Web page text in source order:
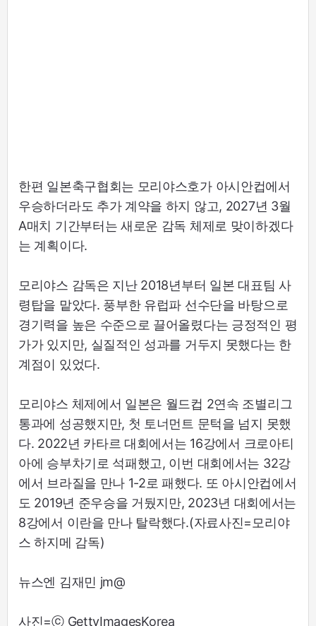
한편 일본축구협회는 모리야스호가 아시안컵에서
우승하더라도 추가 계약을 하지 않고, 2027년 3월
A매치 기간부터는 새로운 감독 체제로 맞이하겠다
는 계획이다.
모리야스 감독은 지난 2018년부터 일본 대표팀 사
령탑을 맡았다. 풍부한 유럽파 선수단을 바탕으로
경기력을 높은 수준으로 끌어올렸다는 긍정적인 평
가가 있지만, 실질적인 성과를 거두지 못했다는 한
계점이 있었다.
모리야스 체제에서 일본은 월드컵 2연속 조별리그
통과에 성공했지만, 첫 토너먼트 문턱을 넘지 못했
다. 2022년 카타르 대회에서는 16강에서 크로아티
아에 승부차기로 석패했고, 이번 대회에서는 32강
에서 브라질을 만나 1-2로 패했다. 또 아시안컵에서
도 2019년 준우승을 거뒀지만, 2023년 대회에서는
8강에서 이란을 만나 탈락했다.(자료사진=모리야
스 하지메 감독)
뉴스엔 김재민 jm@
사진=ⓒ GettyImagesKorea